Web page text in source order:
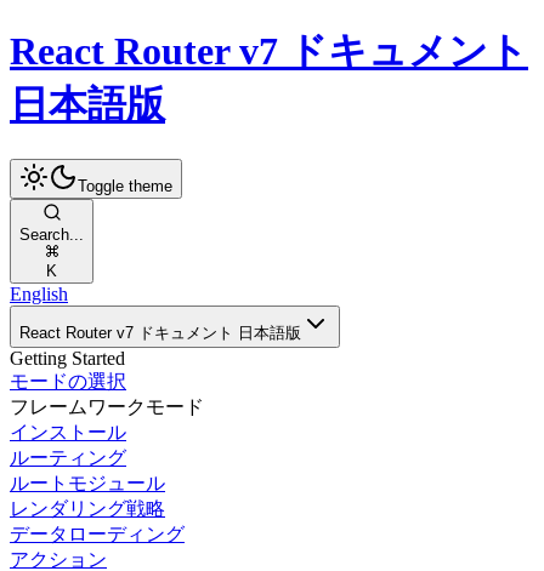
React Router v7 ドキュメント
日本語版
Toggle theme
Search...
K
English
React Router v7 ドキュメント 日本語版
Getting Started
モードの選択
フレームワークモード
インストール
ルーティング
ルートモジュール
レンダリング戦略
データローディング
アクション